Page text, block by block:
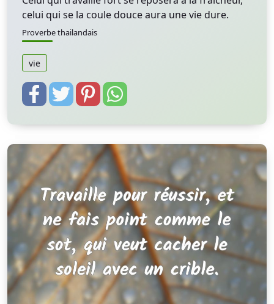
celui qui se la coule douce aura une vie dure.
Proverbe thailandais
vie